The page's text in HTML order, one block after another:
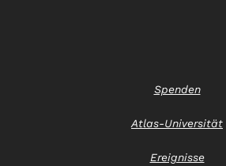
Spenden
Atlas-Universität
Ereignisse